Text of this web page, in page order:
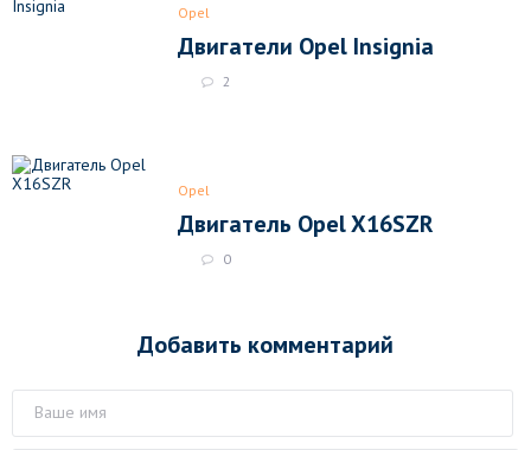
Opel
Двигатели Opel Insignia
2
Opel
Двигатель Opel X16SZR
0
Добавить комментарий